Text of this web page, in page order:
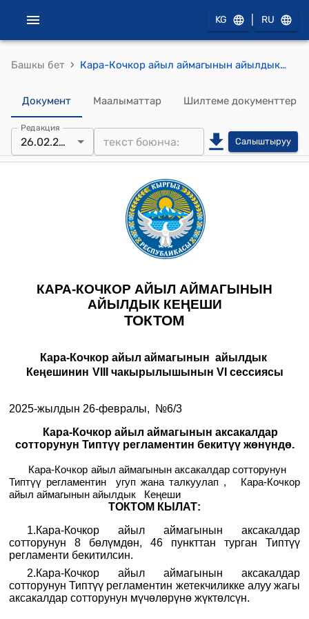
KG RU
Башкы бет › Кара-Кочкор айыл аймагынын айылдык Кеңешинин 2025-жылдын 26-февралы, №6/3 Кара-Кочкор айыл аймагынын аксакалдар сотторунун Типтүү регламентин бекитүү жөнүндө токтому
Документ Маалыматтар Шилтеме документтер
Редакция
26.02.2025 Салыштыруу